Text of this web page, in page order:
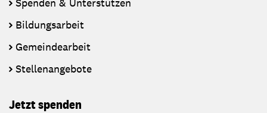
Bildungsarbeit
Gemeindearbeit
Stellenangebote
Jetzt spenden